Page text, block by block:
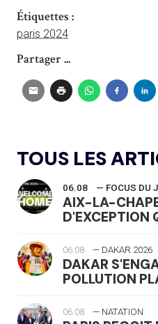
Étiquettes :
paris 2024
Partager ...
TOUS LES
06.08 — FOCUS DU
AIX-LA-
D'EXCEPTION
06.08 — DAKAR 2026
DAKAR
POLLUTION
06.08 — NATATION